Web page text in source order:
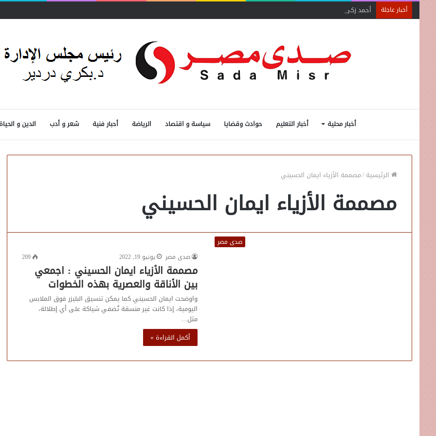
أخبار عاجلة أحمد زكي: مبادرة “مصر تنطلق بالتصدير”
أخبار محلية أخبار التعليم حوادث وقضايا سياسة و اقتصاد الرياضة أحبار فنية شعر و أدب الدين و الحياة
الرئيسية/مصممة الأزياء ايمان الحسيني
مصممة الأزياء ايمان الحسيني
صدى مصر
صدى مصر
يونيو 19, 2022 209
مصممة الأزياء ايمان الحسيني : اجمعي
بين الأناقة والعصرية بهذه الخطوات
واوضحت ايمان الحسيني كما يمكن تنسيق البليزر فوق الملابس
اليومية، إذا كانت غير منسقة تُضفي شياكة على أي إطلالة،
مثل…
أكمل القراءة »